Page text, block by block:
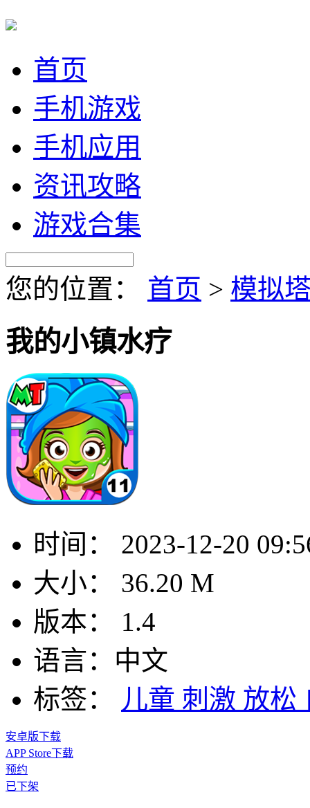
首页
手机游戏
手机应用
资讯攻略
游戏合集
您的位置： 首页 > 模拟
我的小镇水疗
时间：
2023-12-20
大小：
36.20 M
版本：
1.4
语言： 中文
标签：
儿童 刺激 放松
安卓版下载
APP Store下载
预约
已下架